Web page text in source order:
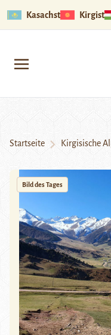
Kasachstan
Startseite Kirgisische
Bild des Tages